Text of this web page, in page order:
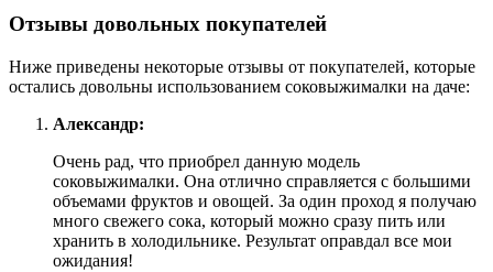
Отзывы довольных покупателей
Ниже приведены некоторые отзывы от покупателей, которые
остались довольны использованием соковыжималки на даче:
Александр:
Очень рад, что приобрел данную модель
соковыжималки. Она отлично справляется с большими
объемами фруктов и овощей. За один проход я получаю
много свежего сока, который можно сразу пить или
хранить в холодильнике. Результат оправдал все мои
ожидания!